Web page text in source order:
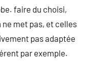
faire du choisi,
ne met pas, et celles
pas adaptée
par exemple.